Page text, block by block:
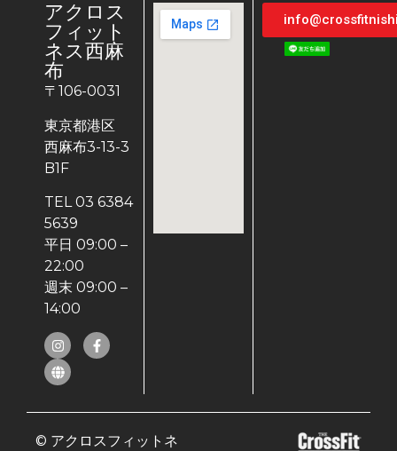
アクロス
フィット
ネス西麻
布
〒106-0031
東京都港区
西麻布3-13-3
B1F
TEL 03 6384
5639
平日 09:00 –
22:00
週末 09:00 –
14:00
© アクロスフィットネ